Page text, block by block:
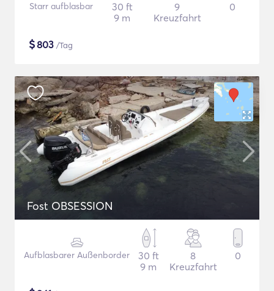
Starr aufblasbar
30 ft
9 m
9
Kreuzfahrt
0
$803 /Tag
Fost OBSESSION
Aufblasbarer Außenborder
30 ft
9 m
8
Kreuzfahrt
0